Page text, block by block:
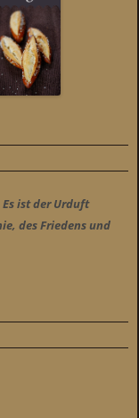
ist der Urduft
des Friedens und